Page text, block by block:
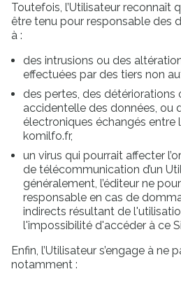
Toutefois, l’Utilisateur reconnaît
être tenu pour responsable des
à :
des intrusions ou des
effectuées par des tiers non
des pertes, des détériorations
accidentelle des données, ou
électroniques échangés entre
komilfo.fr,
un virus qui pourrait affecter
de télécommunication d’un
généralement, l’éditeur ne
responsable en cas de
indirects résultant de
l'impossibilité d'accéder à ce
Enfin, l’Utilisateur s’engage à ne
notamment :